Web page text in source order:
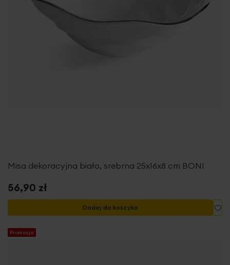
Misa dekoracyjna biało, srebrna 25x16x8 cm BONI
56,90 zł
Dodaj do koszyka
Promocja